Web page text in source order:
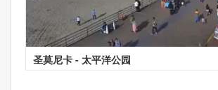
圣莫尼卡 - 太平洋公园